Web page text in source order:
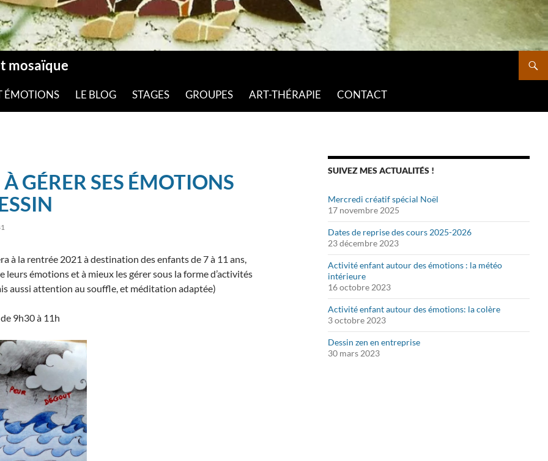
mosaïque
ÉMOTIONS LE BLOG STAGES GROUPES ART-THÉRAPIE CONTACT
GÉRER SES ÉMOTIONS
à la rentrée 2021 à destination des enfants de 7 à 11 ans,
leurs émotions et à mieux les gérer sous la forme d’activités
aussi attention au souffle, et méditation adaptée)
9h30 à 11h
SUIVEZ MES ACTUALITÉS !
Mercredi créatif spécial Noël
17 novembre 2025
Dates de reprise des cours 2025-2026
23 décembre 2023
Activité enfant autour des émotions : la météo
intérieure
16 octobre 2023
Activité enfant autour des émotions: la colère
3 octobre 2023
Dessin zen en entreprise
30 mars 2023